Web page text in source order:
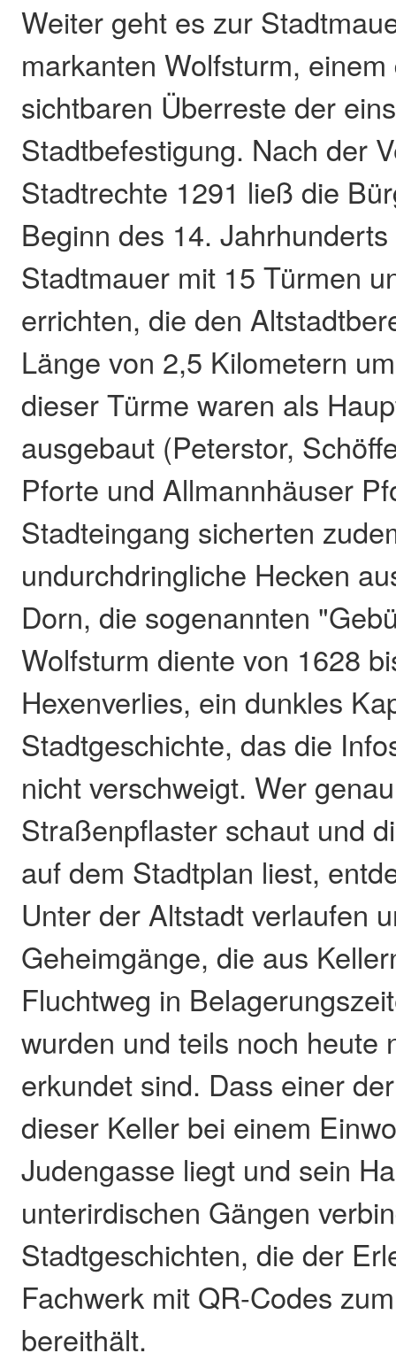
Weiter geht es zur
markanten Wolfsturm,
sichtbaren Überreste der
Stadtbefestigung. Nach der
Stadtrechte 1291 ließ die
Beginn des 14.
Stadtmauer mit 15 Türmen
errichten, die den
Länge von 2,5 Kilometern
dieser Türme waren als
ausgebaut (Peterstor,
Pforte und Allmannhäuser
Stadteingang sicherten
undurchdringliche Hecken
Dorn, die sogenannten
Wolfsturm diente von 1628
Hexenverlies, ein dunkles
Stadtgeschichte, das die
nicht verschweigt. Wer
Straßenpflaster schaut und
auf dem Stadtplan liest,
Unter der Altstadt verlaufen
Geheimgänge, die aus
Fluchtweg in
wurden und teils noch heute
erkundet sind. Dass einer
dieser Keller bei einem
Judengasse liegt und sein
unterirdischen Gängen
Stadtgeschichten, die der
Fachwerk mit QR-Codes
bereithält.